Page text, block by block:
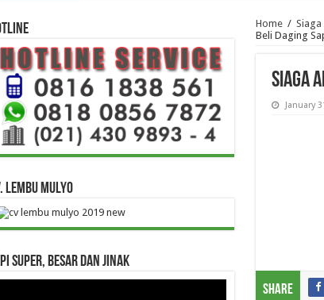
Home / Siaga
Beli Daging
Siaga
January
Share
Lembu Mulyo
Super, Besar dan Jinak